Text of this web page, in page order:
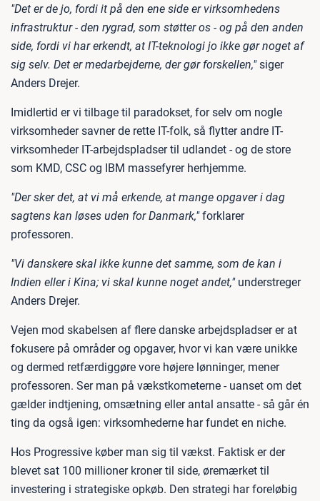
"Det er de jo, fordi it på den ene side er virksomhedens
infrastruktur - den rygrad, som støtter os - og på den anden
side, fordi vi har erkendt, at IT-teknologi jo ikke gør noget af
sig selv. Det er medarbejderne, der gør forskellen,"siger
Anders Drejer.
Imidlertid er vi tilbage til paradokset, for selv om nogle
virksomheder savner de rette IT-folk, så flytter andre IT-
virksomheder IT-arbejdspladser til udlandet - og de store
som KMD, CSC og IBM massefyrer herhjemme.
"Der sker det, at vi må erkende, at mange opgaver i dag
sagtens kan løses uden for Danmark,"forklarer
professoren.
"Vi danskere skal ikke kunne det samme, som de kan i
Indien eller i Kina; vi skal kunne noget andet,"understreger
Anders Drejer.
Vejen mod skabelsen af flere danske arbejdspladser er at
fokusere på områder og opgaver, hvor vi kan være unikke
og dermed retfærdiggøre vore højere lønninger, mener
professoren. Ser man på vækstkometerne - uanset om det
gælder indtjening, omsætning eller antal ansatte - så går én
ting da også igen: virksomhederne har fundet en niche.
Hos Progressive køber man sig til vækst. Faktisk er der
blevet sat 100 millioner kroner til side, øremærket til
investering i strategiske opkøb. Den strategi har foreløbig